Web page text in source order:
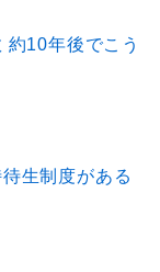
10年後でこう
生制度がある